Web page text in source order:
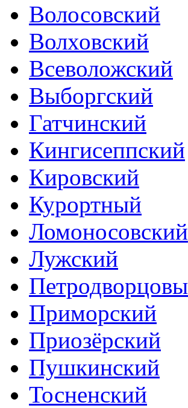
Волосовский
Волховский
Всеволожский
Выборгский
Гатчинский
Кингисеппский
Кировский
Курортный
Ломоносовский
Лужский
Приморский
Приозёрский
Пушкинский
Тосненский